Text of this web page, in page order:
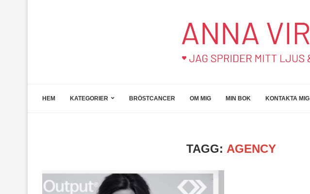
HEM KATEGORIER BRÖSTCANCER OM MIG MIN BOK KONTAKTA MIG
TAGG: AGENCY